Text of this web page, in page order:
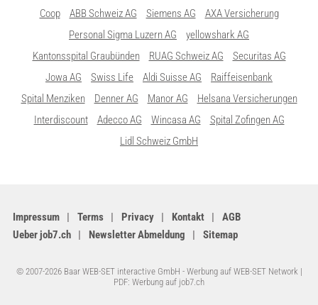
Coop ABB Schweiz AG Siemens AG
AXA Versicherung
Personal Sigma Luzern AG
yellowshark AG
Kantonsspital Graubünden
RUAG Schweiz AG
Securitas AG
Jowa AG
Swiss Life Aldi Suisse AG
Raiffeisenbank
Spital Menziken
Denner AG Manor AG
Helsana Versicherungen
Interdiscount
Adecco AG Wincasa AG
Spital Zofingen AG
Lidl Schweiz GmbH
Impressum Terms Privacy Kontakt
AGB
Ueber job7.ch
Newsletter Abmeldung Sitemap
© 2007-2026 Baar WEB-SET interactive GmbH - Werbung auf WEB-SET Network |
PDF: Werbung auf job7.ch